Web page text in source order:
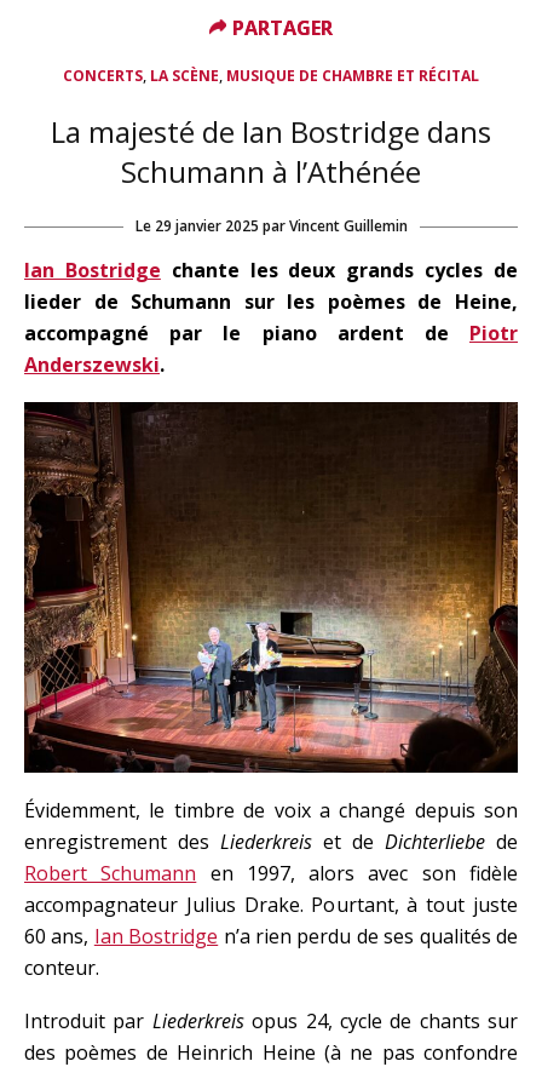
CONCERTS, LA SCÈNE, MUSIQUE DE CHAMBRE ET RÉCITAL
La majesté de Ian Bostridge dans
Schumann à l’Athénée
Le 29 janvier 2025 par Vincent Guillemin
Ian Bostridge chante les deux grands cycles de
lieder de Schumann sur les poèmes de Heine,
accompagné par le piano ardent de Piotr
Anderszewski.
Évidemment, le timbre de voix a changé depuis son
enregistrement des Liederkreis et de Dichterliebe de
Robert Schumann en 1997, alors avec son fidèle
accompagnateur Julius Drake. Pourtant, à tout juste
60 ans, Ian Bostridge n’a rien perdu de ses qualités de
conteur.
Introduit par Liederkreisopus 24, cycle de chants sur
des poèmes de Heinrich Heine (à ne pas confondre
PARTAGER
PARTAGER